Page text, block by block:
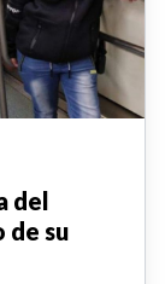
del
de su